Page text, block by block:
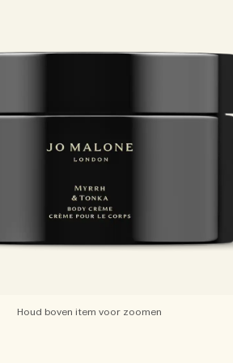
Houd boven item voor zoomen